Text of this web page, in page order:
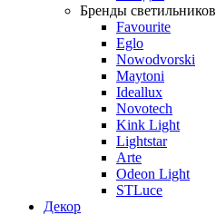
Бренды светильников
Favourite
Eglo
Nowodvorski
Maytoni
Ideallux
Novotech
Kink Light
Lightstar
Arte
Odeon Light
STLuce
Декор